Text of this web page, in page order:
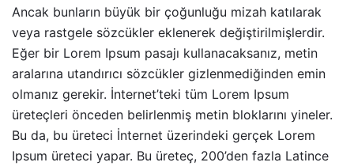
Ancak bunların büyük bir çoğunluğu mizah katılarak
veya rastgele sözcükler eklenerek değiştirilmişlerdir.
Eğer bir Lorem Ipsum pasajı kullanacaksanız, metin
aralarına utandırıcı sözcükler gizlenmediğinden emin
olmanız gerekir. İnternet’teki tüm Lorem Ipsum
üreteçleri önceden belirlenmiş metin bloklarını yineler.
Bu da, bu üreteci İnternet üzerindeki gerçek Lorem
Ipsum üreteci yapar. Bu üreteç, 200’den fazla Latince